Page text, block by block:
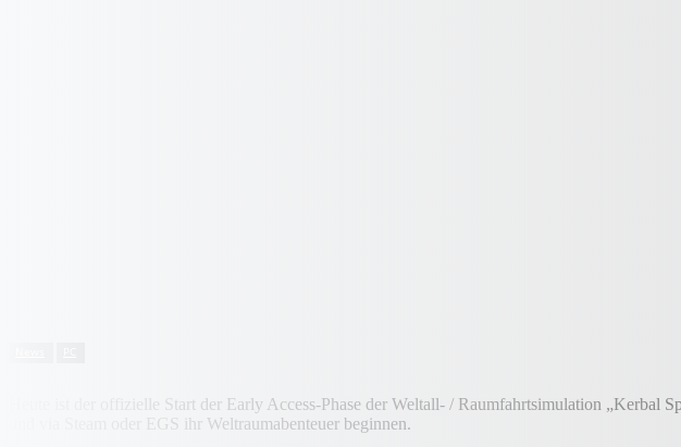
Heute ist der offizielle Start der Early Access-Phase der Weltall- / Raumfahrtsimulation
und via Steam oder EGS ihr Weltraumabenteuer beginnen.